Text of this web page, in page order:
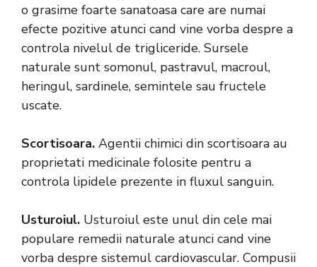
o grasime foarte sanatoasa care are numai
efecte pozitive atunci cand vine vorba despre a
controla nivelul de trigliceride. Sursele
naturale sunt somonul, pastravul, macroul,
heringul, sardinele, semintele sau fructele
uscate.
Scortisoara. Agentii chimici din scortisoara au
proprietati medicinale folosite pentru a
controla lipidele prezente in fluxul sanguin.
Usturoiul. Usturoiul este unul din cele mai
populare remedii naturale atunci cand vine
vorba despre sistemul cardiovascular. Compusii